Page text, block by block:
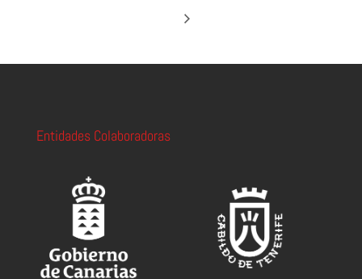
Entidades Colaboradoras